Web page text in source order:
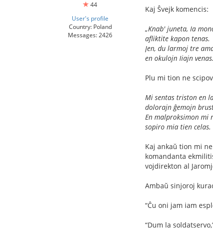
44
User's profile
Country: Poland
Messages: 2426
Kaj Ŝvejk komencis:
„Knab' juneta, Ia
aﬂiktite kapon tenas.
Jen, du larmoj tre
en okulojn Iiajn venas.
Plu mi tion ne
Mi sentas triston en
dolorajn ĝemojn
En malproksimon mi
sopiro mia tien celas.
Kaj ankaŭ tion mi
komandanta
vojdirekton al
Ambaŭ sinjoroj
“Ĉu oni jam iam
“Dum la